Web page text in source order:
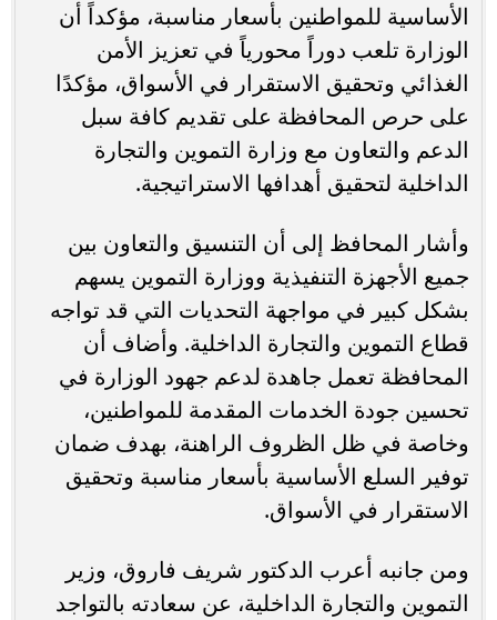
الأساسية للمواطنين بأسعار مناسبة، مؤكداً أن
الوزارة تلعب دوراً محورياً في تعزيز الأمن
الغذائي وتحقيق الاستقرار في الأسواق، مؤكدًا
على حرص المحافظة على تقديم كافة سبل
الدعم والتعاون مع وزارة التموين والتجارة
الداخلية لتحقيق أهدافها الاستراتيجية.
وأشار المحافظ إلى أن التنسيق والتعاون بين
جميع الأجهزة التنفيذية ووزارة التموين يسهم
بشكل كبير في مواجهة التحديات التي قد تواجه
قطاع التموين والتجارة الداخلية. وأضاف أن
المحافظة تعمل جاهدة لدعم جهود الوزارة في
تحسين جودة الخدمات المقدمة للمواطنين،
وخاصة في ظل الظروف الراهنة، بهدف ضمان
توفير السلع الأساسية بأسعار مناسبة وتحقيق
الاستقرار في الأسواق.
ومن جانبه أعرب الدكتور شريف فاروق، وزير
التموين والتجارة الداخلية، عن سعادته بالتواجد